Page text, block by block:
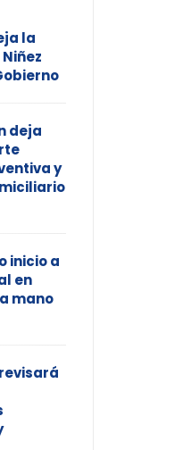
la
deja
y
inicio a
en
mano